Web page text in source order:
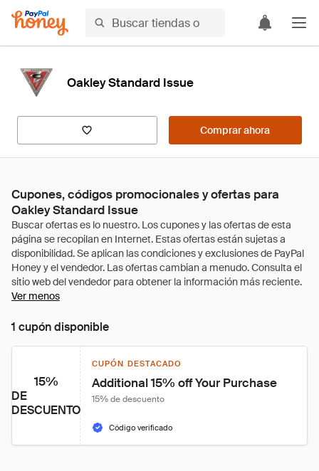
Oakley Standard Issue
Comprar ahora
Cupones, códigos promocionales y ofertas para
Oakley Standard Issue
Ver menos
1 cupón disponible
15%
DE
DESCUENTO
CUPÓN DESTACADO
Additional 15% off Your Purchase
15% de descuento
Código verificado